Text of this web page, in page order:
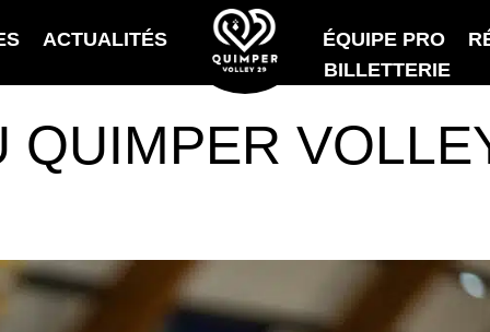
ACTUALITÉS ÉQUIPE PRO
BILLETTERIE
QUIMPER